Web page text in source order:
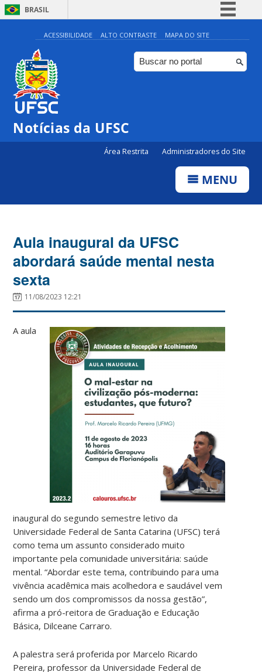
BRASIL
Simplifique!
Comunica BR
Participe
ACESSIBILIDADE ALTO CONTRASTE MAPA DO SITE
Notícias da UFSC
Área Restrita Administradores do Site
MENU
Aula inaugural da UFSC
abordará saúde mental nesta
sexta
11/08/2023 12:21
A aula
inaugural do segundo semestre letivo da
Universidade Federal de Santa Catarina (UFSC) terá
como tema um assunto considerado muito
importante pela comunidade universitária: saúde
mental. “Abordar este tema, contribuindo para uma
vivência acadêmica mais acolhedora e saudável vem
sendo um dos compromissos da nossa gestão”,
afirma a pró-reitora de Graduação e Educação
Básica, Dilceane Carraro.
A palestra será proferida por Marcelo Ricardo
Pereira, professor da Universidade Federal de